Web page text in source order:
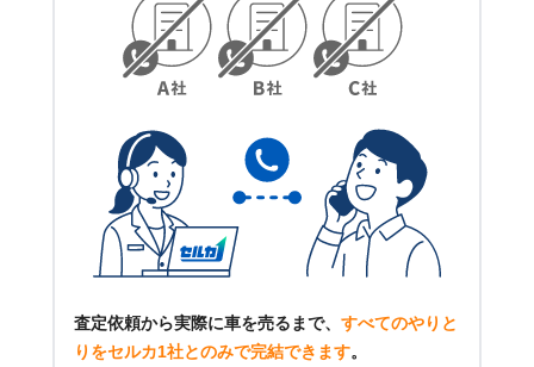
査定依頼から実際に車を売るまで、 すべてのやりと
りをセルカ1社とのみで完結できます。